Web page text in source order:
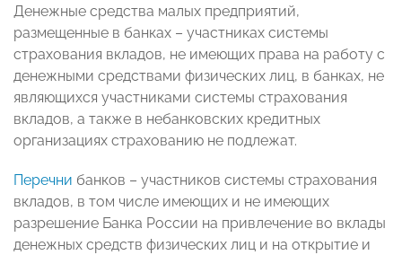
Денежные средства малых предприятий,
размещенные в банках – участниках системы
страхования вкладов, не имеющих права на работу с
денежными средствами физических лиц, в банках, не
являющихся участниками системы страхования
вкладов, а также в небанковских кредитных
организациях страхованию не подлежат.
Перечни банков – участников системы страхования
вкладов, в том числе имеющих и не имеющих
разрешение Банка России на привлечение во вклады
денежных средств физических лиц и на открытие и